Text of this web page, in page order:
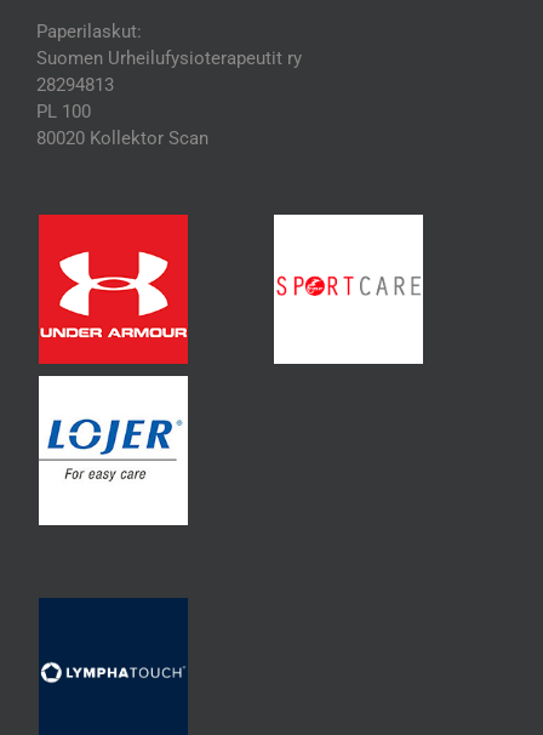
Paperilaskut:
Suomen Urheilufysioterapeutit ry
28294813
PL 100
80020 Kollektor Scan